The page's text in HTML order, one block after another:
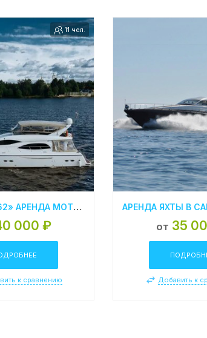
11 чел.
«CONCEPT 62» АРЕНДА МОТОРНОЙ ЯХТЫ В СПБ
000 ₽
к сравнению
от 35
Добавить к